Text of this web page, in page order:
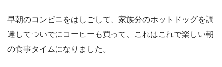
早朝のコンビニをはしごして、家族分のホットドッグを調
達してついでにコーヒーも買って、これはこれで楽しい朝
の食事タイムになりました。